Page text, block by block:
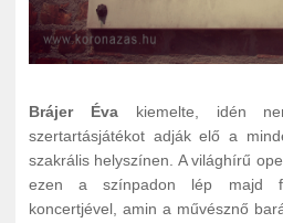
Brájer Éva kiemelte, idén
szertartásjátékot adják elő a
szakrális helyszínen. A világhírű
ezen a színpadon lép majd
koncertjével, amin a művésznő